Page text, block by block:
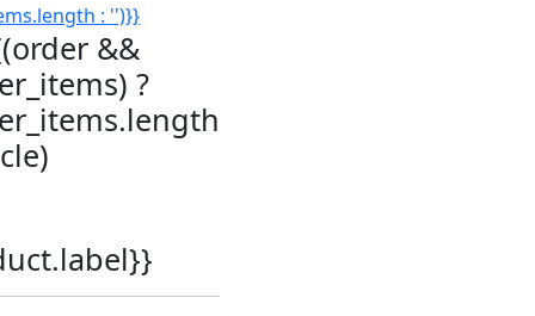
: '')}}
&&
?